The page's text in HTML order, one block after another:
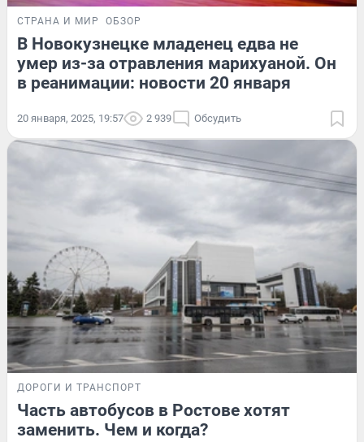
СТРАНА И МИР ОБЗОР
В Новокузнецке младенец едва не
умер из-за отравления марихуаной. Он
в реанимации: новости 20 января
20 января, 2025, 19:57 2 939 Обсудить
ДОРОГИ И ТРАНСПОРТ
Часть автобусов в Ростове хотят
заменить. Чем и когда?